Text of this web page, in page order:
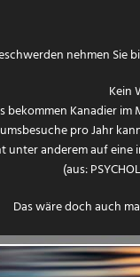
nehmen Sie
Kein
bekommen Kanadier im
pro Jahr
unter anderem auf
(aus:
Das wäre doch auch